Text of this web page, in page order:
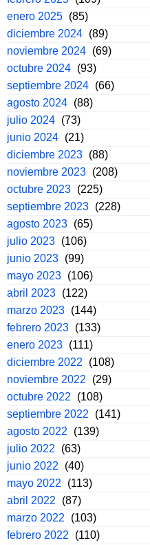
enero 2025 (85)
diciembre 2024 (89)
noviembre 2024 (69)
octubre 2024 (93)
septiembre 2024 (66)
agosto 2024 (88)
julio 2024 (73)
junio 2024 (21)
diciembre 2023 (88)
noviembre 2023 (208)
octubre 2023 (225)
septiembre 2023 (228)
agosto 2023 (65)
julio 2023 (106)
junio 2023 (99)
mayo 2023 (106)
abril 2023 (122)
marzo 2023 (144)
febrero 2023 (133)
enero 2023 (111)
diciembre 2022
(108)
noviembre 2022
(29)
octubre 2022
(108)
septiembre 2022
(141)
agosto 2022
(139)
julio 2022
(63)
junio 2022
(40)
mayo 2022
(113)
abril 2022
(87)
marzo 2022
(103)
febrero 2022
(110)